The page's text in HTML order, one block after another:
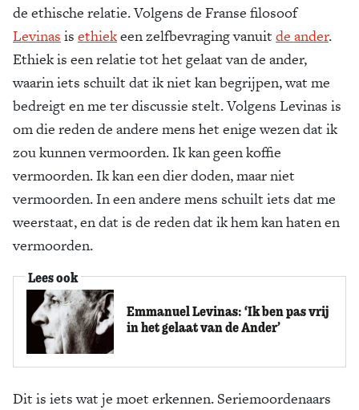
de ethische relatie. Volgens de Franse filosoof
Levinas is ethiekeen zelfbevraging vanuit de ander.
Ethiek is een relatie tot het gelaat van de ander,
waarin iets schuilt dat ik niet kan begrijpen, wat me
bedreigt en me ter discussie stelt. Volgens Levinas is
om die reden de andere mens het enige wezen dat ik
zou kunnen vermoorden. Ik kan geen koffie
vermoorden. Ik kan een dier doden, maar niet
vermoorden. In een andere mens schuilt iets dat me
weerstaat, en dat is de reden dat ik hem kan haten en
vermoorden.
Lees ook
Emmanuel Levinas: ‘Ik ben pas vrij
in het gelaat van de Ander’
Dit is iets wat je moet erkennen. Seriemoordenaars